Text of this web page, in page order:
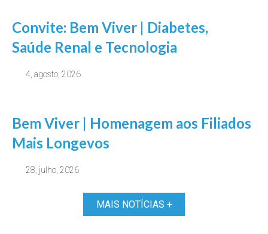
Convite: Bem Viver | Diabetes,
Saúde Renal e Tecnologia
4, agosto, 2026
Bem Viver | Homenagem aos Filiados
Mais Longevos
28, julho, 2026
MAIS NOTÍCIAS +